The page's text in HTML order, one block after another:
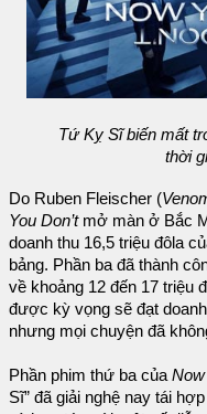
Tứ Kỵ Sĩ biến mất
thời
Do Ruben Fleischer (
You Don’tmở màn ở Bắc
doanh thu 16,5 triệu đôla
bảng. Phần ba đã thành
về khoảng 12 đến 17 triệu
được kỳ vọng sẽ đạt
nhưng mọi chuyện đã
Phần phim thứ ba của
Sĩ” đã giải nghệ nay tái